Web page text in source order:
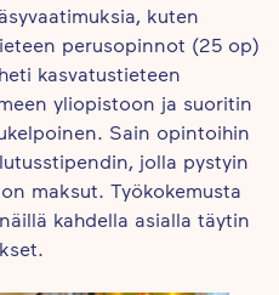
kuten
perusopinnot (25 op)
kasvatustieteen
yliopistoon ja suoritin
Sain opintoihin
jolla pystyin
maksut. Työkokemusta
kahdella asialla täytin